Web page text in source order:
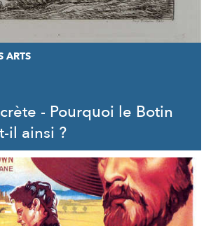
ARTS
- Pourquoi le Botin
il ainsi ?